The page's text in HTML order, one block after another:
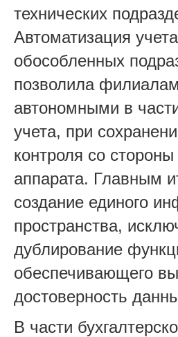
технических
Автоматизация
обособленных
позволила
автономными в
учета, при
контроля со
аппарата. Главным
создание единого
пространства,
дублирование
обеспечивающего
достоверность
В части